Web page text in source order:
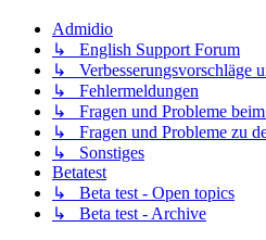
Admidio
↳ English Support Forum
↳ Verbesserungsvorschläge
↳ Fehlermeldungen
↳ Fragen und Probleme
↳ Fragen und Probleme zu
↳ Sonstiges
Betatest
↳ Beta test - Open topics
↳ Beta test - Archive